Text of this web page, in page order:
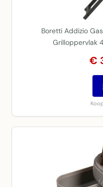
Boretti Addizio
Grilloppervlak
€